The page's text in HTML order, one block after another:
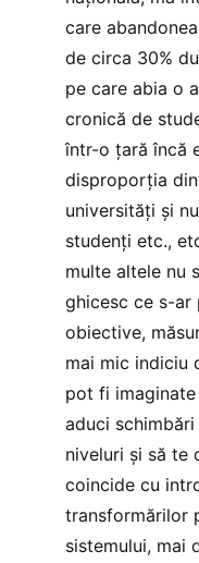
care
de circa 30%
pe care abia o
cronică de
într-o țară încă
disproporția
universități și
studenți etc.,
multe altele nu
ghicesc ce s-ar
obiective,
mai mic indiciu
pot fi
aduci
niveluri și să te
coincide cu
transformărilor
sistemului, mai